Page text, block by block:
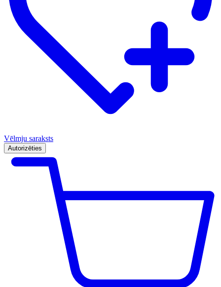
Vēlmju saraksts
Autorizēties